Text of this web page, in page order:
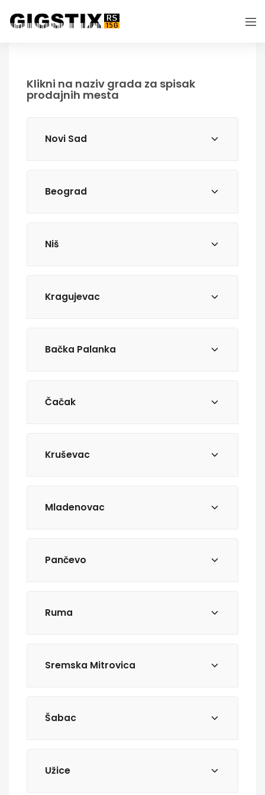
Klikni na naziv grada za spisak
prodajnih mesta
Novi Sad
Beograd
Niš
Kragujevac
Bačka Palanka
Čačak
Kruševac
Mladenovac
Pančevo
Ruma
Sremska Mitrovica
Šabac
Užice